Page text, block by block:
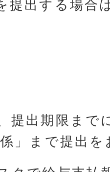
提出する場合
提出期限まで
」まで提出